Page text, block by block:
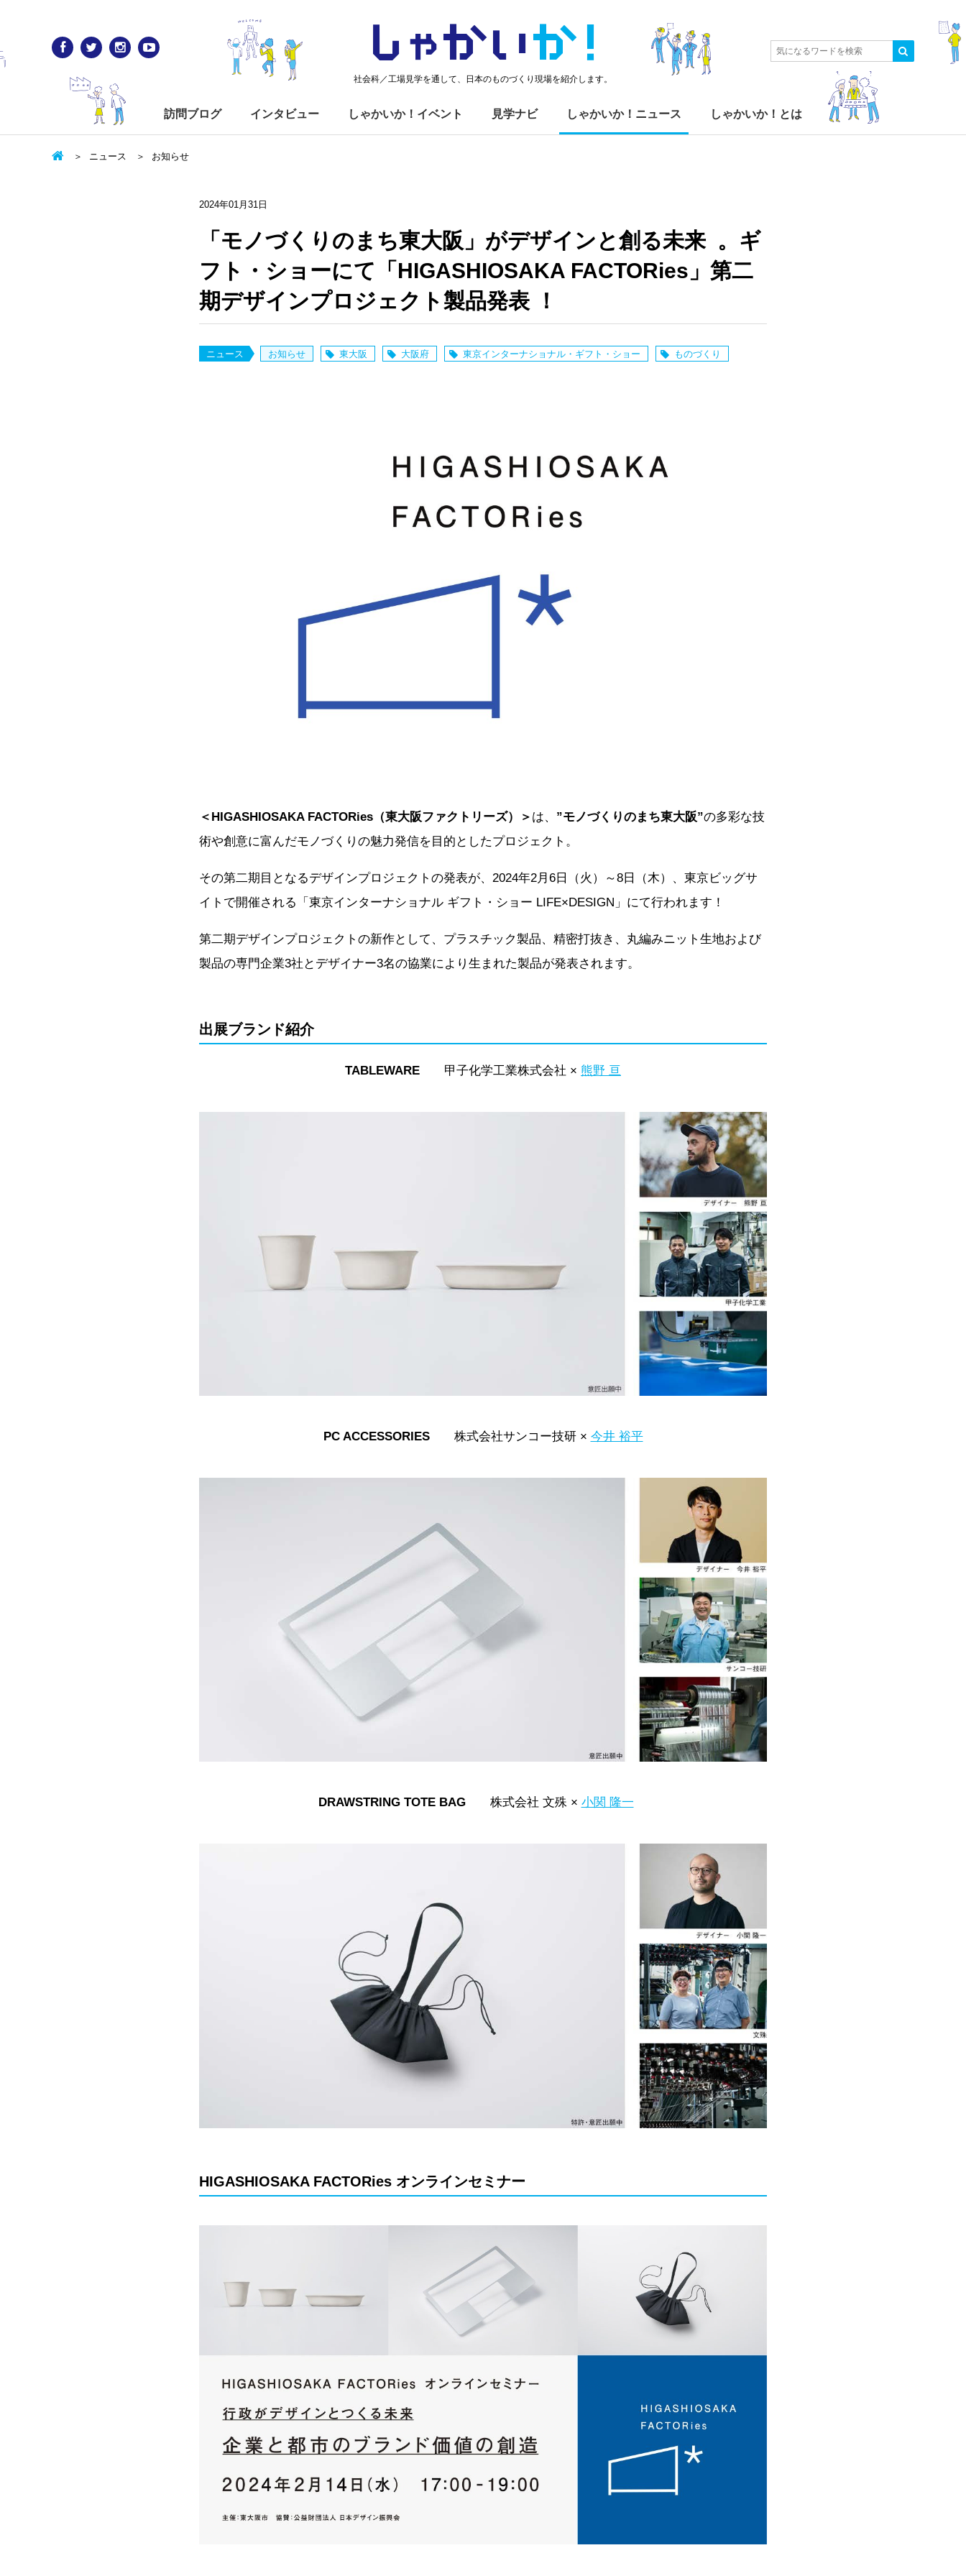
しゃかいか！
社会科／工場見学を通して、日本のものづくり現場を紹介します。
訪問ブログ インタビュー しゃかいか！イベント 見学ナビ しゃかいか！ニュース しゃかいか！とは
ニュース お知らせ
2024年01月31日
「モノづくりのまち東大阪」がデザインと創る未来 。ギ
フト・ショーにて「HIGASHIOSAKA FACTORies」第二
期デザインプロジェクト製品発表 ！
ニュース お知らせ 東大阪 大阪府 東京インターナショナル・ギフト・ショー ものづくり
＜HIGASHIOSAKA FACTORies（東大阪ファクトリーズ）＞ は、 ”モノづくりのまち東大阪”の多彩な技
術や創意に富んだモノづくりの魅力発信を目的としたプロジェクト。
その第二期目となるデザインプロジェクトの発表が、2024年2月6日（火）～8日（木）、東京ビッグサ
イトで開催される「東京インターナショナル ギフト・ショー LIFE×DESIGN」にて行われます！
第二期デザインプロジェクトの新作として、プラスチック製品、精密打抜き、丸編みニット生地および
製品の専門企業3社とデザイナー3名の協業により生まれた製品が発表されます。
出展ブランド紹介
TABLEWARE 甲子化学工業株式会社 × 熊野 亘
PC ACCESSORIES 株式会社サンコー技研 × 今井 裕平
DRAWSTRING TOTE BAG 株式会社 文殊 × 小関 隆一
HIGASHIOSAKA FACTORies オンラインセミナー